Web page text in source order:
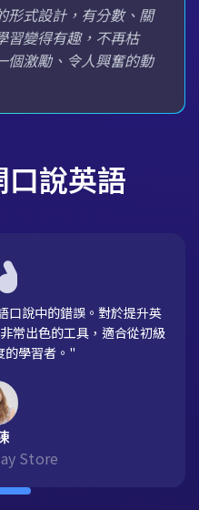
形式設計，有分數、關
習變得有趣，不再枯
個激勵、令人興奮的動
說英語
口說中的錯誤。對於提升英
常出色的工具，適合從初級
的學習者。"
Store